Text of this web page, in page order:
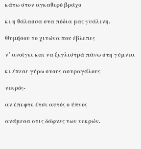
κάτω στον αγκαθερό βράχο
κι η θάλασσα στα πόδια μας γυάλινη.
Θυμήσου το χιτώνα που έβλεπες
ν’ ανοίγει και να ξεγλιστρά πάνω στη γύμνια
κι έπεσε γύρω στους αστραγάλους
νεκρός-
αν έπεφτε έτσι αυτός ο ύπνος
ανάμεσα στις δάφνες των νεκρών.